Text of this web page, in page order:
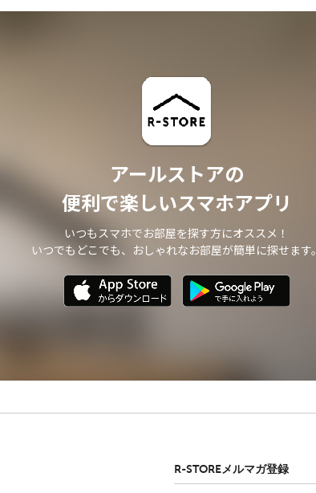
アールストアの
便利で楽しいスマホアプリ
いつもスマホでお部屋を探す方にオススメ！
いつでもどこでも、おしゃれなお部屋が簡単に探せます。
R-STOREメルマガ登録